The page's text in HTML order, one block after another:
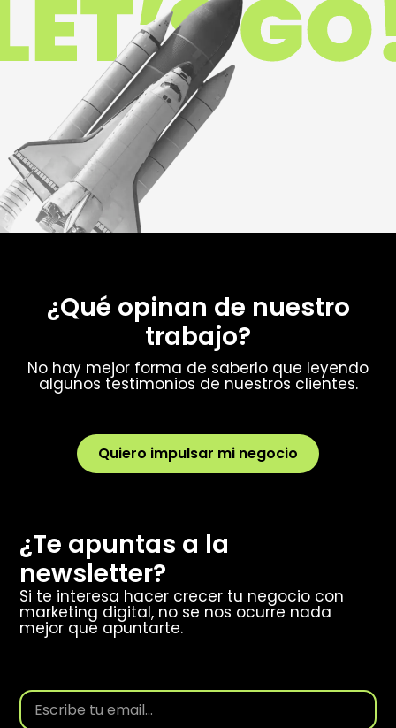
¿Qué opinan de nuestro
trabajo?
No hay mejor forma de saberlo que leyendo
algunos testimonios de nuestros clientes.
Quiero impulsar mi negocio
¿Te apuntas a la
newsletter?
Si te interesa hacer crecer tu negocio con
marketing digital, no se nos ocurre nada
mejor que apuntarte.